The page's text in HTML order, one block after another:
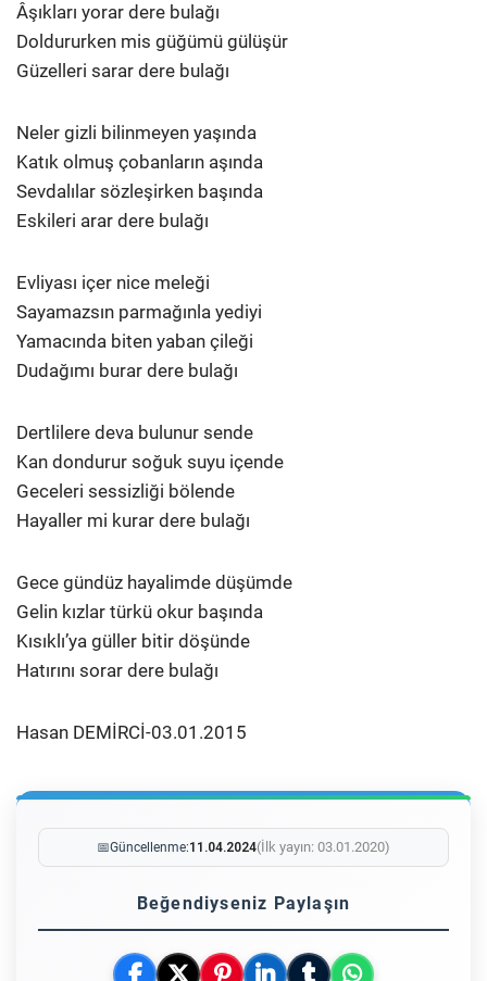
Âşıkları yorar dere bulağı
Doldururken mis güğümü gülüşür
Güzelleri sarar dere bulağı
Neler gizli bilinmeyen yaşında
Katık olmuş çobanların aşında
Sevdalılar sözleşirken başında
Eskileri arar dere bulağı
Evliyası içer nice meleği
Sayamazsın parmağınla yediyi
Yamacında biten yaban çileği
Dudağımı burar dere bulağı
Dertlilere deva bulunur sende
Kan dondurur soğuk suyu içende
Geceleri sessizliği bölende
Hayaller mi kurar dere bulağı
Gece gündüz hayalimde düşümde
Gelin kızlar türkü okur başında
Kısıklı’ya güller bitir döşünde
Hatırını sorar dere bulağı
Hasan DEMİRCİ-03.01.2015
📅Güncellenme:11.04.2024(İlk yayın: 03.01.2020)
Beğendiyseniz Paylaşın